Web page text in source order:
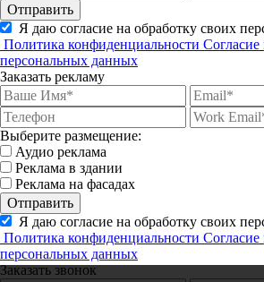
Отправить
Я даю согласие на обработку своих
Политика конфиденциальности Согласие
персональных данных
Заказать рекламу
Выберите размещение:
Аудио реклама
Реклама в здании
Реклама на фасадах
Отправить
Я даю согласие на обработку своих
Политика конфиденциальности Согласие
персональных данных
Заказать звонок